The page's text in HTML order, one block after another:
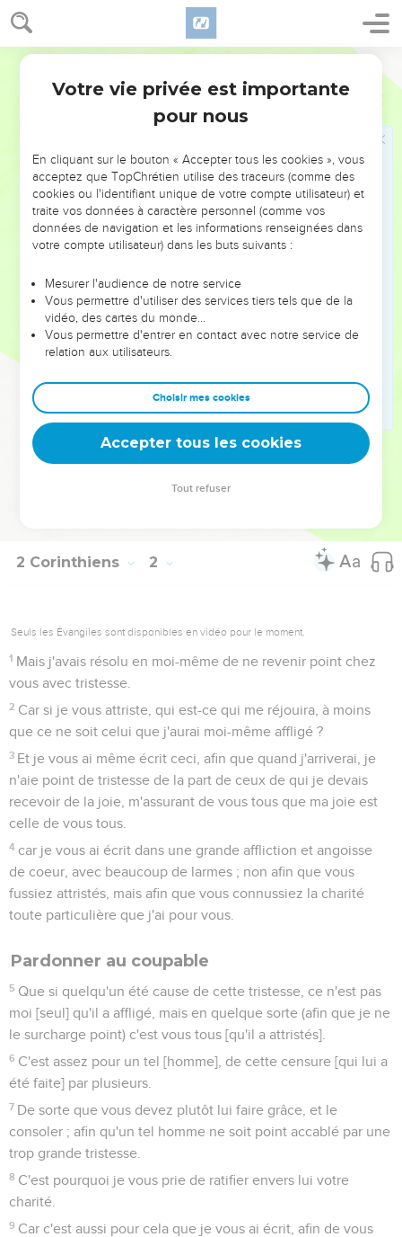
2 Corinthiens 1
vers vous, afin que vous eussiez une seconde grâce ;
16 Et passer de chez vous en Macédoine, puis de Macédoine
Or quand je me proposais cela, ai-je usé de légèreté ? ou
les choses que je pense, les pensé-je selon la chair, en sorte
Mais Dieu est fidèle, que notre parole de laquelle j'ai usé
envers vous, n'a point été oui, et non.
Car le Fils de Dieu Jésus-Christ, qui a été prêché par nous
entre vous, [savoir] par moi, et par Silvain, et par Timothée,
Car tout autant qu'il y a de promesses de Dieu, elles sont
oui en lui, et amen en lui, à la gloire de Dieu par nous.
Or celui qui nous affermit avec vous en Christ, et qui nous
a oints, c'est Dieu.
Qui aussi nous a scellés, et nous a donné les arrhes de
l'Esprit en nos coeurs.
Or j'appelle Dieu à témoin sur mon âme, que ç'a été pour
vous épargner que je ne suis pas encore allé à Corinthe.
Non que nous dominions sur votre foi, mais nous
2 Corinthiens 2
Seuls les Évangiles sont disponibles en vidéo pour le moment.
1 Mais j'avais résolu en moi-même de ne revenir point chez
vous avec tristesse.
2 Car si je vous attriste, qui est-ce qui me réjouira, à moins
que ce ne soit celui que j'aurai moi-même affligé ?
3 Et je vous ai même écrit ceci, afin que quand j'arriverai, je
n'aie point de tristesse de la part de ceux de qui je devais
recevoir de la joie, m'assurant de vous tous que ma joie est
celle de vous tous.
4 car je vous ai écrit dans une grande affliction et angoisse
de coeur, avec beaucoup de larmes ; non afin que vous
fussiez attristés, mais afin que vous connussiez la charité
toute particulière que j'ai pour vous.
Pardonner au coupable
5 Que si quelqu'un été cause de cette tristesse, ce n'est pas
moi [seul] qu'il a affligé, mais en quelque sorte (afin que je ne
le surcharge point) c'est vous tous [qu'il a attristés].
6 C'est assez pour un tel [homme], de cette censure [qui lui a
été faite] par plusieurs.
7 De sorte que vous devez plutôt lui faire grâce, et le
consoler ; afin qu'un tel homme ne soit point accablé par une
trop grande tristesse.
8 C'est pourquoi je vous prie de ratifier envers lui votre
charité.
9 Car c'est aussi pour cela que je vous ai écrit, afin de vous
Votre vie privée est importante
pour nous
En cliquant sur le bouton « Accepter tous les cookies », vous
acceptez que TopChrétien utilise des traceurs (comme des
cookies ou l'identifiant unique de votre compte utilisateur) et
traite vos données à caractère personnel (comme vos
données de navigation et les informations renseignées dans
votre compte utilisateur) dans les buts suivants :
Mesurer l'audience de notre service
Vous permettre d'utiliser des services tiers tels que de la
vidéo, des cartes du monde…
Vous permettre d'entrer en contact avec notre service de
relation aux utilisateurs.
Choisir mes cookies
Accepter tous les cookies
Tout refuser